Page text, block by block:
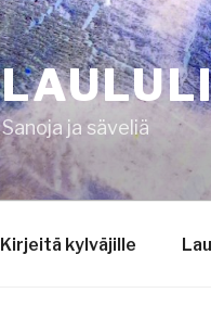
Sanoja ja säveliä
Kirjeitä kylväjille